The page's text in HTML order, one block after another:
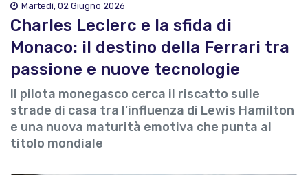
Martedì, 02 Giugno 2026
Charles Leclerc e la sfida di
Monaco: il destino della Ferrari tra
passione e nuove tecnologie
Il pilota monegasco cerca il riscatto sulle
strade di casa tra l'influenza di Lewis Hamilton
e una nuova maturità emotiva che punta al
titolo mondiale